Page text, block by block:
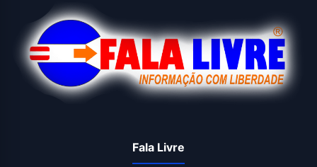
Fala Livre